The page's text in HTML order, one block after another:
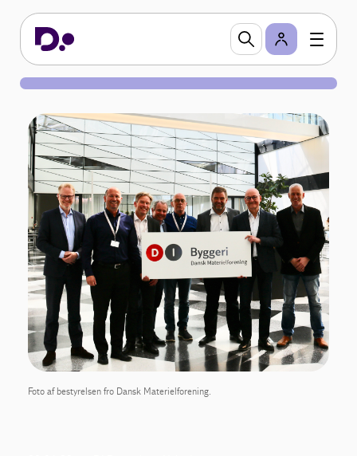
Foto af bestyrelsen fro Dansk Materielforening.